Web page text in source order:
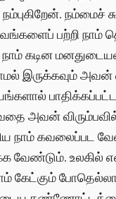
நம்மைச்
பற்றி நாம்
கடின
இருக்கவும் அவன்
அவன்
நாம் கவலைப்பட
வேண்டும். உலகில்
கேட்கும்